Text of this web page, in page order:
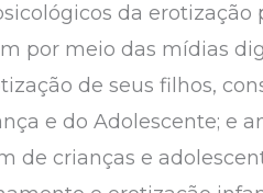
da
por meio das mídias
de seus filhos,
e do Adolescente; e
de crianças e